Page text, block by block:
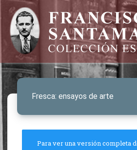
Fresca: ensayos de arte
Para ver una versión completa